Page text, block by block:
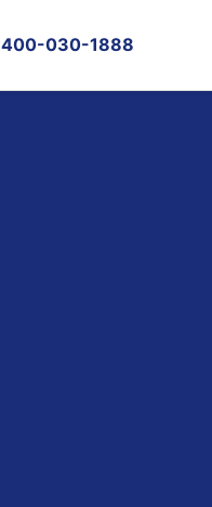
400-030-1888